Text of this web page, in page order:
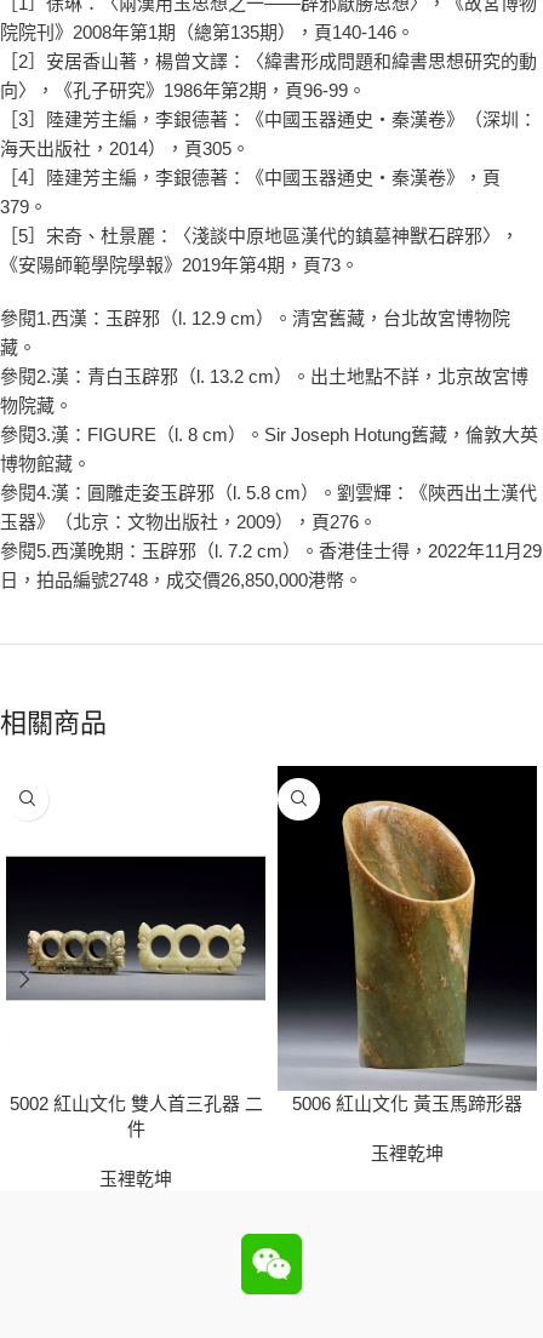
院院刊》2008年第1期（總第135期），頁140-146。
［2］安居香山著，楊曾文譯：〈緯書形成問題和緯書思想研究的動
向〉，《孔子研究》1986年第2期，頁96-99。
［3］陸建芳主編，李銀德著：《中國玉器通史‧秦漢卷》（深圳：
海天出版社，2014），頁305。
［4］陸建芳主編，李銀德著：《中國玉器通史‧秦漢卷》，頁
379。
［5］宋奇、杜景麗：〈淺談中原地區漢代的鎮墓神獸石辟邪〉，
《安陽師範學院學報》2019年第4期，頁73。
參閱1.西漢：玉辟邪（l. 12.9 cm）。清宮舊藏，台北故宮博物院
藏。
參閱2.漢：青白玉辟邪（l. 13.2 cm）。出土地點不詳，北京故宮博
物院藏。
參閱3.漢：FIGURE（l. 8 cm）。Sir Joseph Hotung舊藏，倫敦大英
博物館藏。
參閱4.漢：圓雕走姿玉辟邪（l. 5.8 cm）。劉雲輝：《陝西出土漢代
玉器》（北京：文物出版社，2009），頁276。
參閱5.西漢晚期：玉辟邪（l. 7.2 cm）。香港佳士得，2022年11月29
日，拍品編號2748，成交價26,850,000港幣。
相關商品
5002 紅山文化 雙人首三孔器 二
件
玉裡乾坤
5006 紅山文化 黃玉馬蹄形器
玉裡乾坤